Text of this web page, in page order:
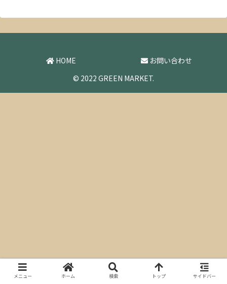
HOME
お問い合わせ
© 2022 GREEN MARKET.
メニュー ホーム 検索 トップ サイドバー